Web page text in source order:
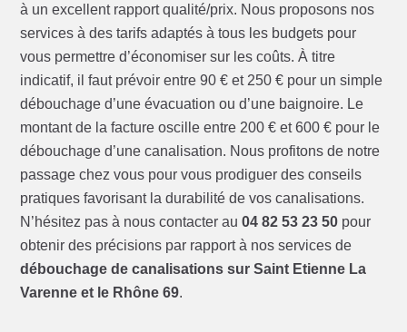
à un excellent rapport qualité/prix. Nous proposons nos
services à des tarifs adaptés à tous les budgets pour
vous permettre d’économiser sur les coûts. À titre
indicatif, il faut prévoir entre 90 € et 250 € pour un simple
débouchage d’une évacuation ou d’une baignoire. Le
montant de la facture oscille entre 200 € et 600 € pour le
débouchage d’une canalisation. Nous profitons de notre
passage chez vous pour vous prodiguer des conseils
pratiques favorisant la durabilité de vos canalisations.
N’hésitez pas à nous contacter au04 82 53 23 50 pour
obtenir des précisions par rapport à nos services de
débouchage de canalisations sur Saint Etienne La
Varenne et le Rhône 69.